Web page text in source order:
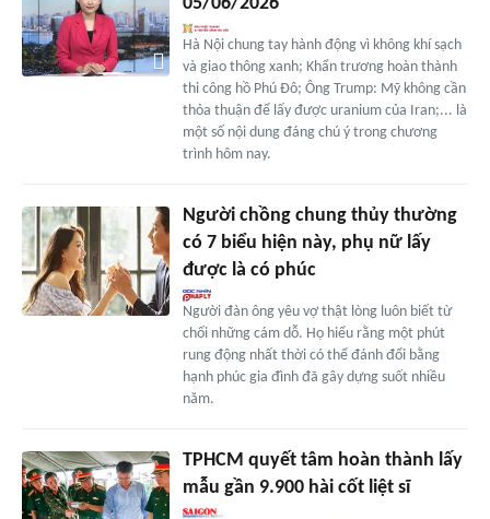
Hà Nội chung tay hành động vì không khí sạch
và giao thông xanh; Khẩn trương hoàn thành
thi công hồ Phú Đô; Ông Trump: Mỹ không cần
thỏa thuận để lấy được uranium của Iran;... là
một số nội dung đáng chú ý trong chương
trình hôm nay.
Người chồng chung thủy thường
có 7 biểu hiện này, phụ nữ lấy
được là có phúc
Người đàn ông yêu vợ thật lòng luôn biết từ
chối những cám dỗ. Họ hiểu rằng một phút
rung động nhất thời có thể đánh đổi bằng
hạnh phúc gia đình đã gây dựng suốt nhiều
năm.
TPHCM quyết tâm hoàn thành lấy
mẫu gần 9.900 hài cốt liệt sĩ